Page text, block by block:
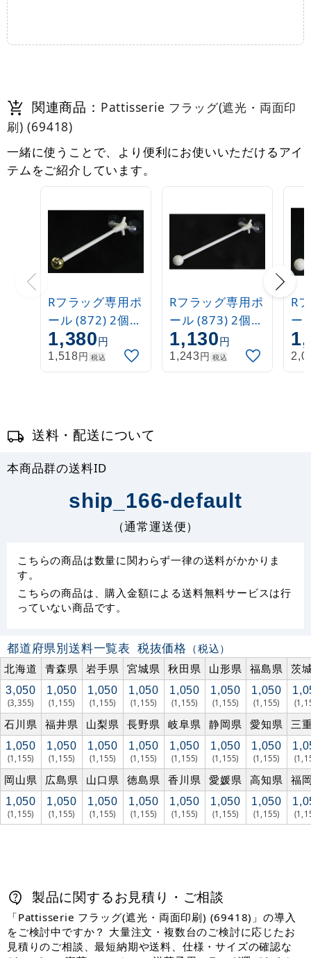
関連商品： Pattisserie フラッグ(遮光・両面印
刷) (69418)
一緒に使うことで、より便利にお使いいただけるアイ
テムをご紹介しています。
Rフラッグ専用ポ
ール (872) 2個吸
盤式 丸パイプ
26cm金
1,380円
1,518円 税込
Rフラッグ専用ポ
ール (873) 2個吸
盤式 丸パイプ
26cm白
1,130円
1,243円 税込
R
ー
盤
送料・配送について
本商品群の送料ID
ship_166-default
（通常運送便）
こちらの商品は数量に関わらず一律の送料がかかりま
す。
こちらの商品は、購入金額による送料無料サービスは行
っていない商品です。
都道府県別送料一覧表 税抜価格 （税込）
北海道
青森県 岩手県 宮城県 秋田県 山形県 福島県 茨
3,050
(3,355)
1,050
(1,155)
1,050
(1,155)
1,050
(1,155)
1,050
(1,155)
1,050
(1,155)
1,050
(1,155)
石川県 福井県 山梨県 長野県 岐阜県 静岡県 愛知県 三
1,050
(1,155)
1,050
(1,155)
1,050
(1,155)
1,050
(1,155)
1,050
(1,155)
1,050
(1,155)
1,050
(1,155)
岡山県 広島県 山口県 徳島県 香川県 愛媛県 高知県 福
1,050
(1,155)
1,050
(1,155)
1,050
(1,155)
1,050
(1,155)
1,050
(1,155)
1,050
(1,155)
1,050
(1,155)
製品に関するお見積り・ご相談
「Pattisserie フラッグ(遮光・両面印刷) (69418)」の導入
をご検討中ですか？ 大量注文・複数台のご検討に応じたお
見積りのご相談、最短納期や送料、仕様・サイズの確認な